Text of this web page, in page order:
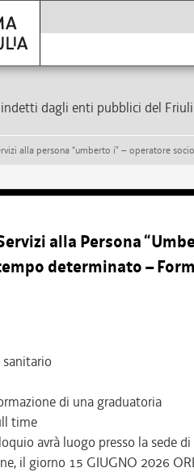
dagli enti pubblici del
“umberto i” – operatore socio sanitario o.s.s. –
alla Persona
determinato –
di una graduatoria
time
avrà luogo presso la sede di
il giorno 15 GIUGNO 2026